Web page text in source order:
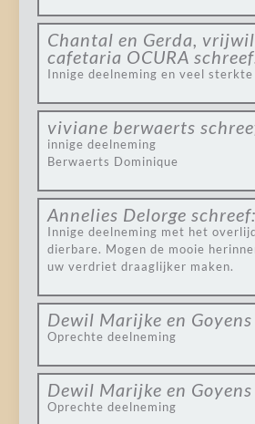
Chantal en Gerda,
cafetaria OCURA
Innige deelneming en veel sterkte
viviane berwaerts
innige deelneming
Berwaerts Dominique
Annelies Delorge schreef:
Innige deelneming met het
dierbare. Mogen de mooie
uw verdriet draaglijker maken.
Dewil Marijke en
Oprechte deelneming
Dewil Marijke en
Oprechte deelneming